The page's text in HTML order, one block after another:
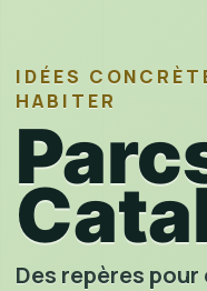
IDÉES
HABITER
Des repères